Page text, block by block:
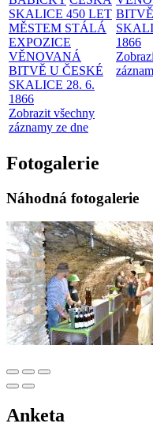
SKALICE 450 LET
MĚSTEM STÁLÁ
EXPOZICE
VĚNOVANÁ
BITVĚ U ČESKÉ
SKALICE 28. 6.
1866
Zobrazit všechny
záznamy ze dne
1866
Fotogalerie
Náhodná fotogalerie
Anketa